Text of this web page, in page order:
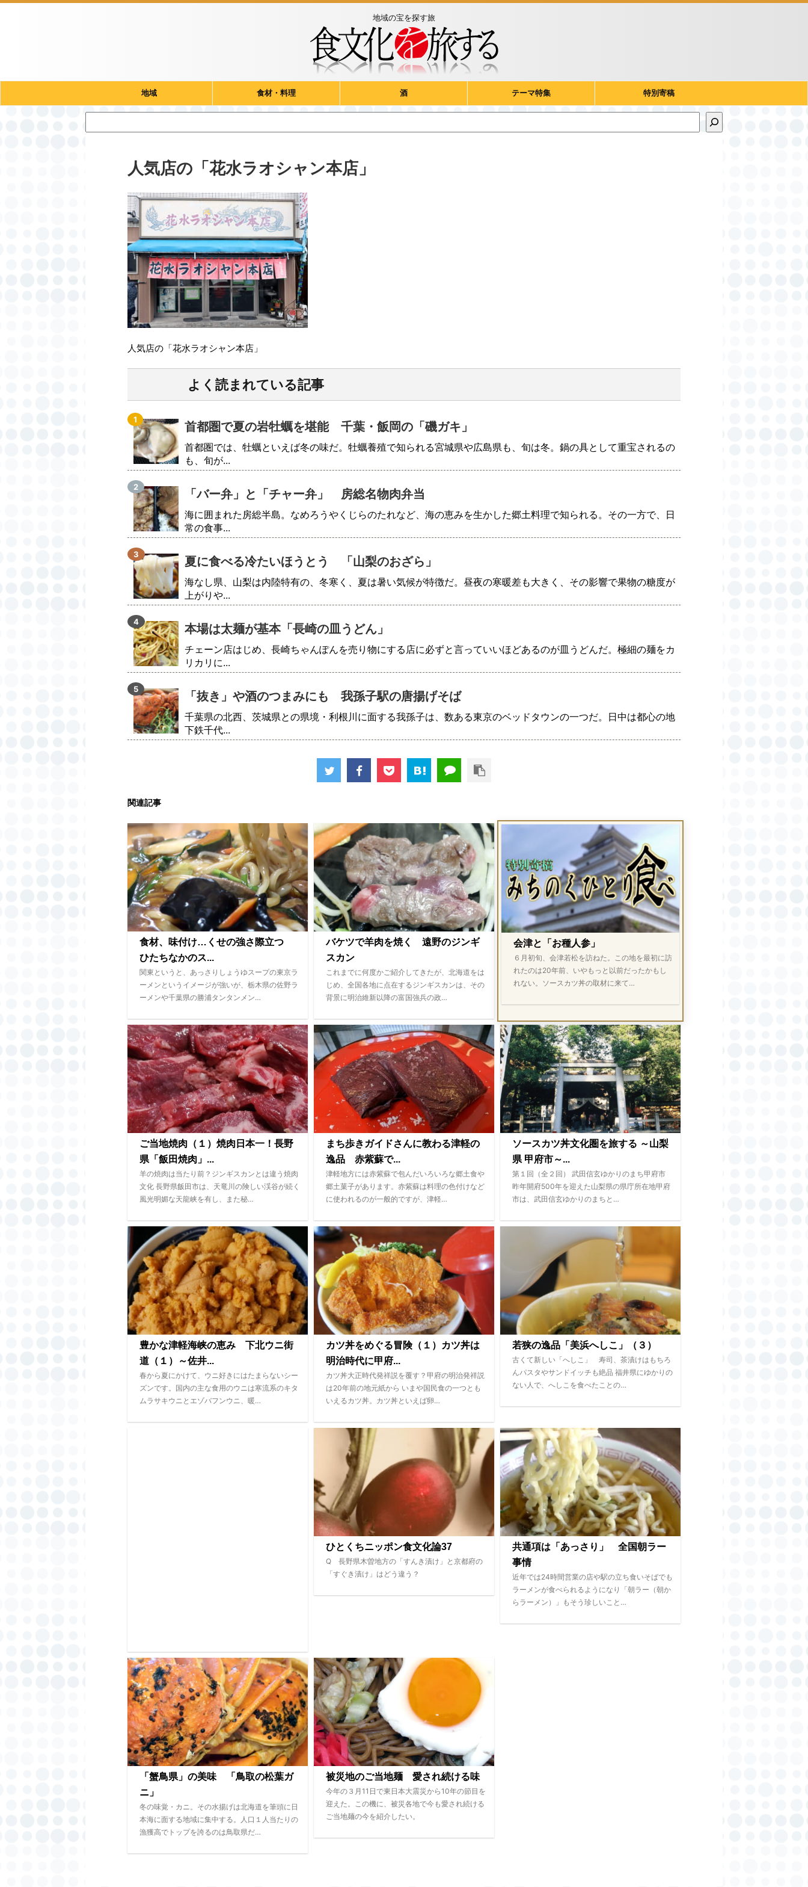
地域の宝を探す旅
地域 食材・料理 酒 テーマ特集 特別寄稿
人気店の「花水ラオシャン本店」
人気店の「花水ラオシャン本店」
よく読まれている記事
首都圏で夏の岩牡蠣を堪能 千葉・飯岡の「磯ガキ」
首都圏では、牡蠣といえば冬の味だ。牡蠣養殖で知られる宮城県や広島県も、旬は冬。鍋の具として重宝されるの
も、旬が...
「バー弁」と「チャー弁」 房総名物肉弁当
海に囲まれた房総半島。なめろうやくじらのたれなど、海の恵みを生かした郷土料理で知られる。その一方で、日
常の食事...
夏に食べる冷たいほうとう 「山梨のおざら」
海なし県、山梨は内陸特有の、冬寒く、夏は暑い気候が特徴だ。昼夜の寒暖差も大きく、その影響で果物の糖度が
上がりや...
本場は太麺が基本「長崎の皿うどん」
チェーン店はじめ、長崎ちゃんぽんを売り物にする店に必ずと言っていいほどあるのが皿うどんだ。極細の麺をカ
リカリに...
「抜き」や酒のつまみにも 我孫子駅の唐揚げそば
千葉県の北西、茨城県との県境・利根川に面する我孫子は、数ある東京のベッドタウンの一つだ。日中は都心の地
下鉄千代...
関連記事
食材、味付け…くせの強さ際立つ
ひたちなかのス...
関東というと、あっさりしょうゆスープの東京ラ
ーメンというイメージが強いが、栃木県の佐野ラ
ーメンや千葉県の勝浦タンタンメン…
バケツで羊肉を焼く 遠野のジンギ
スカン
これまでに何度かご紹介してきたが、北海道をは
じめ、全国各地に点在するジンギスカンは、その
背景に明治維新以降の富国強兵の政…
会津と「お種人参」
６月初旬、会津若松を訪ねた。この地を最初に訪
れたのは20年前、いやもっと以前だったかもし
れない。ソースカツ丼の取材に来て…
ご当地焼肉（１）焼肉日本一！長野
県「飯田焼肉」...
羊の焼肉は当たり前？ジンギスカンとは違う焼肉
文化 長野県飯田市は、天竜川の険しい渓谷が続く
風光明媚な天龍峡を有し、また秘…
まち歩きガイドさんに教わる津軽の
逸品 赤紫蘇で...
津軽地方には赤紫蘇で包んだいろいろな郷土食や
郷土菓子があります。赤紫蘇は料理の色付けなど
に使われるのが一般的ですが、津軽…
ソースカツ丼文化圏を旅する ～山梨
県 甲府市～...
第１回（全２回） 武田信玄ゆかりのまち甲府市
昨年開府500年を迎えた山梨県の県庁所在地甲府
市は、武田信玄ゆかりのまちと…
豊かな津軽海峡の恵み 下北ウニ街
道（１）～佐井...
春から夏にかけて、ウニ好きにはたまらないシー
ズンです。国内の主な食用のウニは寒流系のキタ
ムラサキウニとエゾバフンウニ、暖…
カツ丼をめぐる冒険（１）カツ丼は
明治時代に甲府...
カツ丼大正時代発祥説を覆す？甲府の明治発祥説
は20年前の地元紙から いまや国民食の一つとも
いえるカツ丼。カツ丼といえば卵…
若狭の逸品「美浜へしこ」（３）
古くて新しい「へしこ」 寿司、茶漬けはもちろ
んパスタやサンドイッチも絶品 福井県にゆかりの
ない人で、へしこを食べたことの…
ひとくちニッポン食文化論37
Q 長野県木曽地方の「すんき漬け」と京都府の
「すぐき漬け」はどう違う？
共通項は「あっさり」 全国朝ラー
事情
近年では24時間営業の店や駅の立ち食いそばでも
ラーメンが食べられるようになり「朝ラー（朝か
らラーメン）」もそう珍しいこと…
「蟹鳥県」の美味 「鳥取の松葉ガ
ニ」
冬の味覚・カニ。その水揚げは北海道を筆頭に日
本海に面する地域に集中する。人口１人当たりの
漁獲高でトップを誇るのは鳥取県だ…
被災地のご当地麺 愛され続ける味
今年の３月11日で東日本大震災から10年の節目を
迎えた。この機に、被災各地で今も愛され続ける
ご当地麺の今を紹介したい。